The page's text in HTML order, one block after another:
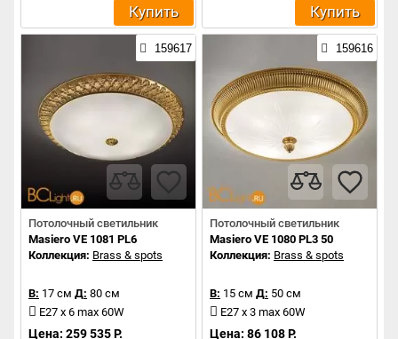
Купить Купить
159617
Потолочный светильник
Masiero VE 1081 PL6
Коллекция: Brass & spots
В: 17 см Д: 80 см
E27 x 6 max 60W
Цена: 259 535 Р.
159616
Потолочный светильник
Masiero VE 1080 PL3 50
Коллекция: Brass & spots
В: 15 см Д: 50 см
E27 x 3 max 60W
Цена: 86 108 Р.